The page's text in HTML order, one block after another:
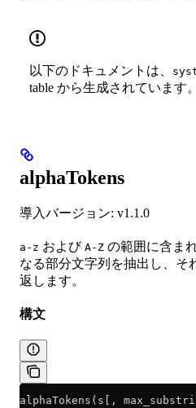
以下のドキュメントは、
table から生成されています。
alphaTokens
導入バージョン: v1.1.0
a-z および A-Z の範囲に含ま
なる部分文字列を抽出し、そ
返します。
構文
alphaTokens(s[,